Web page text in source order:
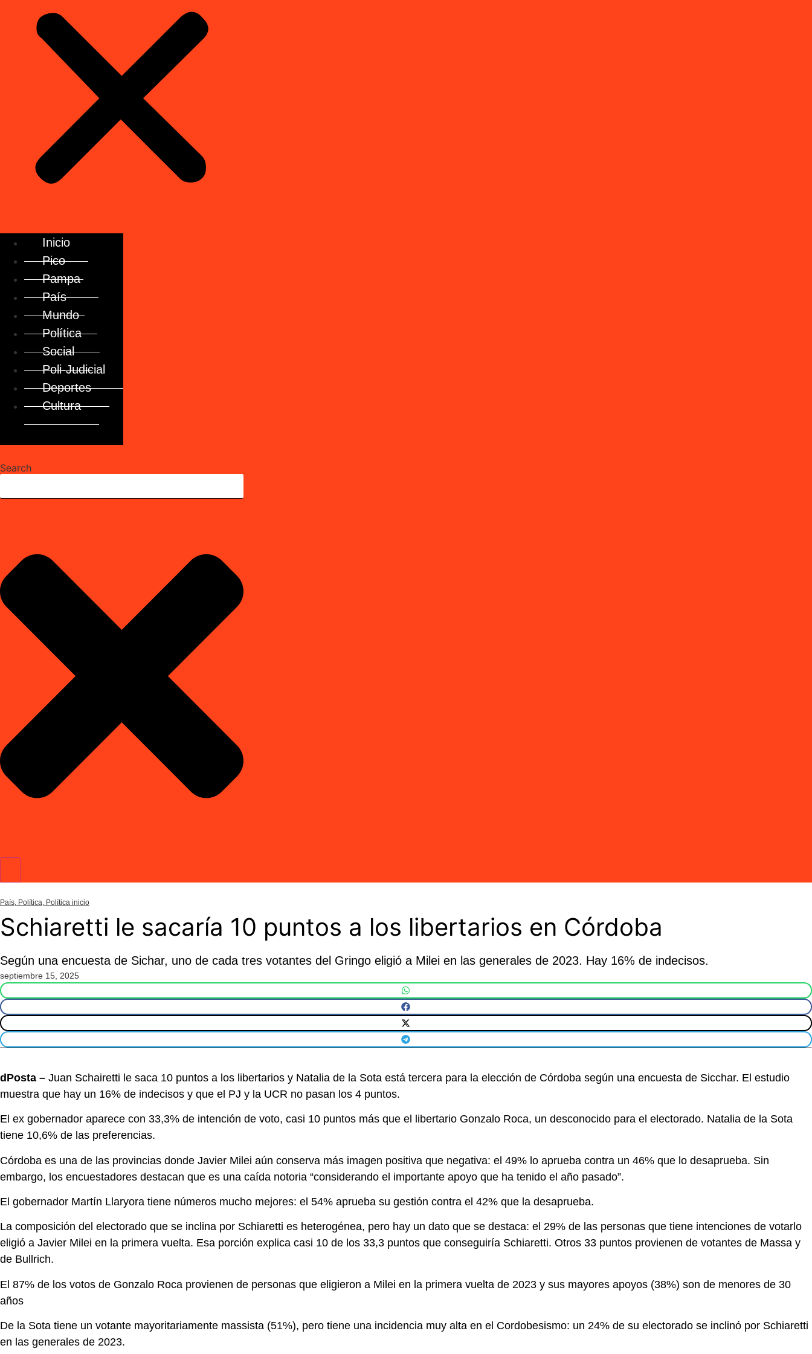
Inicio
Pico
Pampa
País
Mundo
Política
Social
Poli-Judicial
Deportes
Cultura
Search
País, Política, Política inicio
Schiaretti le sacaría 10 puntos a los libertarios en Córdoba
Según una encuesta de Sichar, uno de cada tres votantes del Gringo eligió a Milei en las generales de 2023. Hay 16% de indecisos.
septiembre 15, 2025
dPosta – Juan Schairetti le saca 10 puntos a los libertarios y Natalia de la Sota está tercera para la elección de Córdoba según una encuesta de Sicchar. El estudio
muestra que hay un 16% de indecisos y que el PJ y la UCR no pasan los 4 puntos.
El ex gobernador aparece con 33,3% de intención de voto, casi 10 puntos más que el libertario Gonzalo Roca, un desconocido para el electorado. Natalia de la Sota
tiene 10,6% de las preferencias.
Córdoba es una de las provincias donde Javier Milei aún conserva más imagen positiva que negativa: el 49% lo aprueba contra un 46% que lo desaprueba. Sin
embargo, los encuestadores destacan que es una caída notoria “considerando el importante apoyo que ha tenido el año pasado”.
El gobernador Martín Llaryora tiene números mucho mejores: el 54% aprueba su gestión contra el 42% que la desaprueba.
La composición del electorado que se inclina por Schiaretti es heterogénea, pero hay un dato que se destaca: el 29% de las personas que tiene intenciones de votarlo
eligió a Javier Milei en la primera vuelta. Esa porción explica casi 10 de los 33,3 puntos que conseguiría Schiaretti. Otros 33 puntos provienen de votantes de Massa y
de Bullrich.
El 87% de los votos de Gonzalo Roca provienen de personas que eligieron a Milei en la primera vuelta de 2023 y sus mayores apoyos (38%) son de menores de 30
años
De la Sota tiene un votante mayoritariamente massista (51%), pero tiene una incidencia muy alta en el Cordobesismo: un 24% de su electorado se inclinó por Schiaretti
en las generales de 2023.